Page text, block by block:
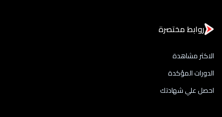
روابط مختصرة
الاكثر مشاهدة
الدورات المؤكدة
احصل علي شهادتك